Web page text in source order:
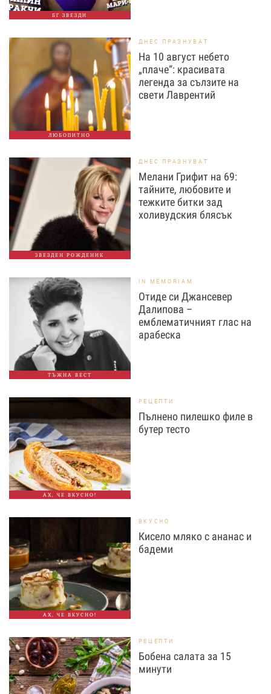
БГ ЗВЕЗДИ
ЛЮБОПИТНО
ДНЕС ПРАЗНУВАТ
На 10 август небето
„плаче“: красивата
легенда за сълзите на
свети Лаврентий
ЗВЕЗДЕН РОЖДЕНИК
ДНЕС ПРАЗНУВАТ
Мелани Грифит на 69:
тайните, любовите и
тежките битки зад
холивудския блясък
ТЪЖНА ВЕСТ
IN MEMORIAM
Отиде си Джансевер
Далипова –
емблематичният глас на
арабеска
АХ, ЧЕ ВКУСНО!
РЕЦЕПТИ
Пълнено пилешко филе в
бутер тесто
АХ, ЧЕ ВКУСНО!
ВКУСНО
Кисело мляко с ананас и
бадеми
РЕЦЕПТИ
Бобена салата за 15
минути